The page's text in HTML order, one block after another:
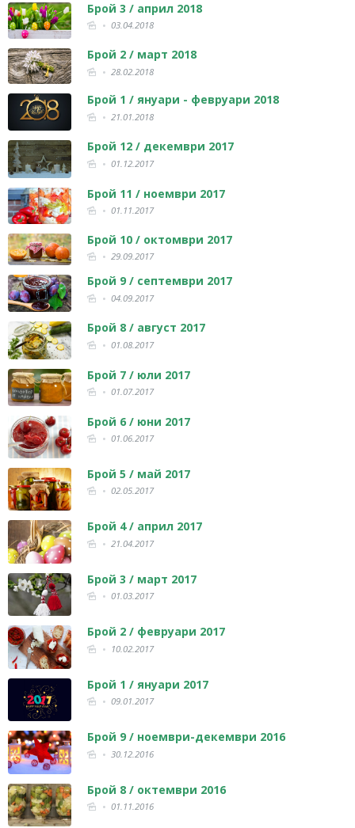
Брой 3 / април 2018
03.04.2018
Брой 2 / март 2018
28.02.2018
Брой 1 / януари - февруари 2018
21.01.2018
Брой 12 / декември 2017
01.12.2017
Брой 11 / ноември 2017
01.11.2017
Брой 10 / октомври 2017
29.09.2017
Брой 9 / септември 2017
04.09.2017
Брой 8 / август 2017
01.08.2017
Брой 7 / юли 2017
01.07.2017
Брой 6 / юни 2017
01.06.2017
Брой 5 / май 2017
02.05.2017
Брой 4 / април 2017
21.04.2017
Брой 3 / март 2017
01.03.2017
Брой 2 / февруари 2017
10.02.2017
Брой 1 / януари 2017
09.01.2017
Брой 9 / ноември-декември 2016
30.12.2016
Брой 8 / октември 2016
01.11.2016